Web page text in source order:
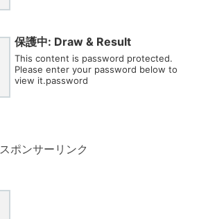
保護中: Draw & Result
This content is password protected.
Please enter your password below to
view it.password
スポンサーリンク